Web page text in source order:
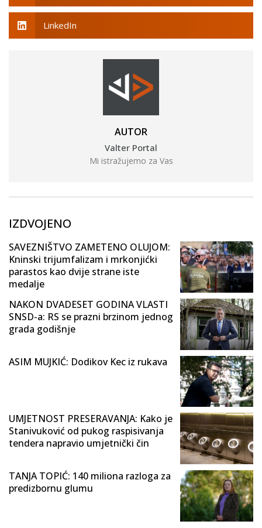
LinkedIn
AUTOR
Valter Portal
Mi istražujemo za Vas
IZDVOJENO
SAVEZNIŠTVO ZAMETENO OLUJOM:
Kninski trijumfalizam i mrkonjićki
parastos kao dvije strane iste
medalje
NAKON DVADESET GODINA VLASTI
SNSD-a: RS se prazni brzinom jednog
grada godišnje
ASIM MUJKIĆ: Dodikov Kec iz rukava
UMJETNOST PRESERAVANJA: Kako je
Stanivuković od pukog raspisivanja
tendera napravio umjetnički čin
TANJA TOPIĆ: 140 miliona razloga za
predizbornu glumu